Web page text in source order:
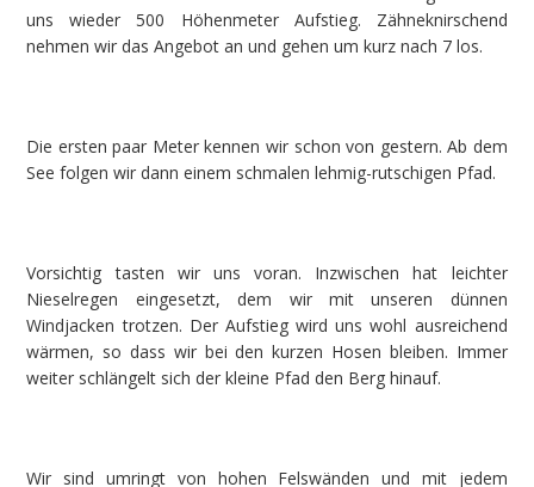
uns wieder 500 Höhenmeter Aufstieg. Zähneknirschend
nehmen wir das Angebot an und gehen um kurz nach 7 los.
Die ersten paar Meter kennen wir schon von gestern. Ab dem
See folgen wir dann einem schmalen lehmig-rutschigen Pfad.
Vorsichtig tasten wir uns voran. Inzwischen hat leichter
Nieselregen eingesetzt, dem wir mit unseren dünnen
Windjacken trotzen. Der Aufstieg wird uns wohl ausreichend
wärmen, so dass wir bei den kurzen Hosen bleiben. Immer
weiter schlängelt sich der kleine Pfad den Berg hinauf.
Wir sind umringt von hohen Felswänden und mit jedem